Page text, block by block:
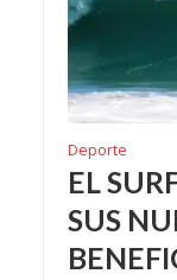
Deporte
EL
SUS